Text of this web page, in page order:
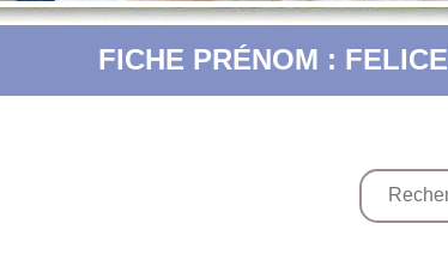
FICHE PRÉNOM : FELICE